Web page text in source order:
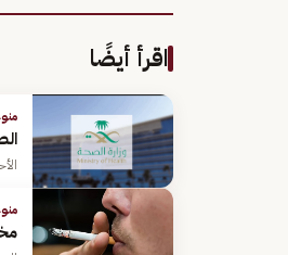
اقرأ أيضًا
الأحد 5